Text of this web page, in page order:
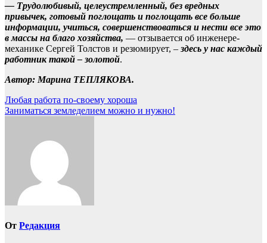
— Трудолюбивый, целеустремленный, без вредных
привычек, готовый поглощать и поглощать все больше
информации, учиться, совершенствоваться и нести все это
в массы на благо хозяйства, — отзывается об инженере-
механике Сергей Толстов и резюмирует, – здесь у нас каждый
работник такой – золотой.
Автор: Марина ТЕПЛЯКОВА.
Навигация
по
Любая работа по-своему хороша
Заниматься земледелием можно и нужно!
От Редакция